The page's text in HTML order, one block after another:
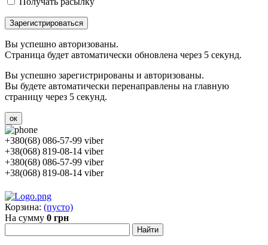
Зарегистрироваться
Вы успешно авторизованы.
Страница будет автоматически обновлена через 5 секунд.
Вы успешно зарегистрированы и авторизованы.
Вы будете автоматически перенаправлены на главную
страницу через 5 секунд.
ок
+380(68) 086-57-99 viber
+38(068) 819-08-14 viber
+380(68) 086-57-99 viber
+38(068) 819-08-14 viber
Корзина: (пусто)
На сумму 0 грн